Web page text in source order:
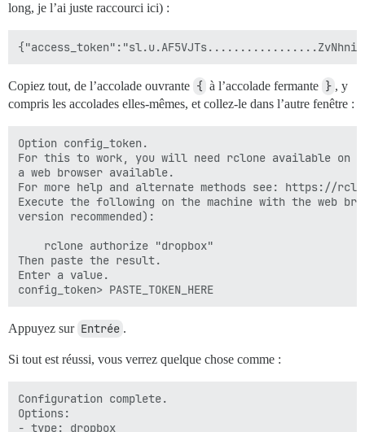
long, je l’ai juste raccourci ici) :
Copiez tout, de l’accolade ouvrante { à l’accolade fermante } , y
compris les accolades elles-mêmes, et collez-le dans l’autre fenêtre :
Option config_token.
For this to work, you will need rclone available on a
a web browser available.
For more help and alternate methods see: https://
Execute the following on the machine with the web
version recommended):
Then paste the result.
Enter a value.
Appuyez sur Entrée .
Si tout est réussi, vous verrez quelque chose comme :
Configuration complete.
Options:
- type: dropbox